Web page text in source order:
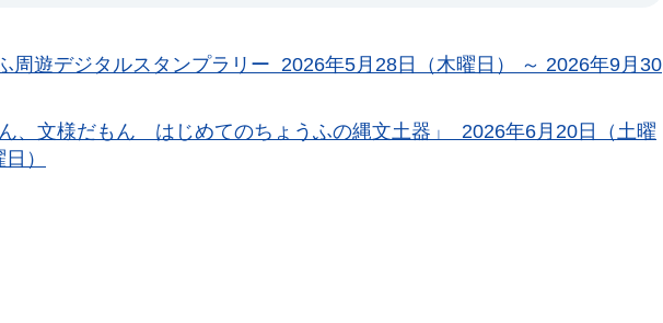
周遊デジタルスタンプラリー 2026年5月28日（木曜日） ～ 2026年9月30
、文様だもん はじめてのちょうふの縄文土器」 2026年6月20日（土曜
）